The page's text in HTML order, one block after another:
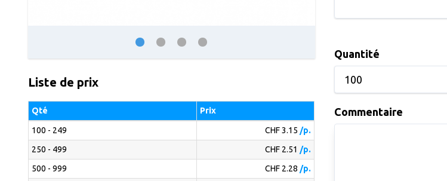
Liste de prix
Qté Prix
100 - 249 CHF 3.15 /p.
250 - 499
CHF 2.51 /p.
500 - 999
CHF 2.28 /p.
Quantité
Commentaire